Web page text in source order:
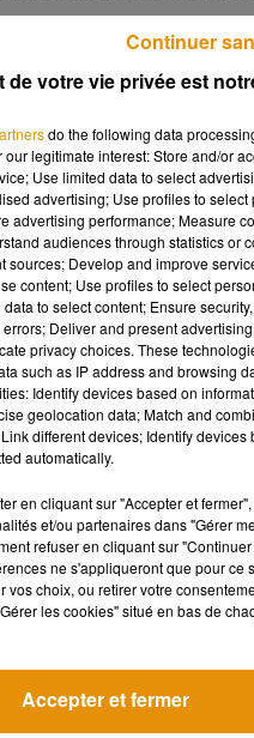
rappelle que la
agréé d'un avis d'arrêt
fraudes.
sont engagés par la Sécu
: investigation numérique
aussi développement de
de la carte vitale.
7 août 2026
Sensation » avec Kylie
7 août 2026
de votre vie privée est
do the following data
legitimate interest: Store and/or
Use limited data to select
advertising; Use profiles to select
advertising performance; Measure
audiences through statistics or
sources; Develop and improve
content; Use profiles to select
to select content; Ensure
Deliver and present
privacy choices. These
such as IP address and browsing
Identify devices based on
geolocation data; Match and
different devices; Identify devices
automatically.
en cliquant sur "Accepter et
et/ou partenaires dans "Gérer
refuser en cliquant sur
ne s'appliqueront que pour ce
vos choix, ou retirer votre
les cookies" situé en bas de
Accepter et fermer
Continuer